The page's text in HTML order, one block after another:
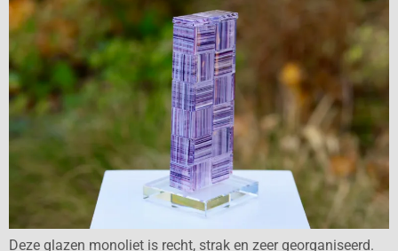
Deze glazen monoliet is recht, strak en zeer georganiseerd.